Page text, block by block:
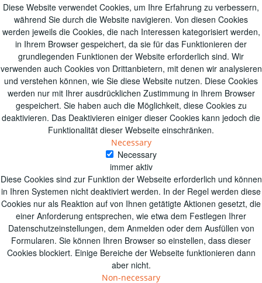
Diese Website verwendet Cookies, um Ihre Erfahrung zu verbessern,
während Sie durch die Website navigieren. Von diesen Cookies
werden jeweils die Cookies, die nach Interessen kategorisiert werden,
in Ihrem Browser gespeichert, da sie für das Funktionieren der
grundlegenden Funktionen der Website erforderlich sind. Wir
verwenden auch Cookies von Drittanbietern, mit denen wir analysieren
und verstehen können, wie Sie diese Website nutzen. Diese Cookies
werden nur mit Ihrer ausdrücklichen Zustimmung in Ihrem Browser
gespeichert. Sie haben auch die Möglichkeit, diese Cookies zu
deaktivieren. Das Deaktivieren einiger dieser Cookies kann jedoch die
Funktionalität dieser Webseite einschränken.
Necessary
Necessary
immer aktiv
Diese Cookies sind zur Funktion der Webseite erforderlich und können
in Ihren Systemen nicht deaktiviert werden. In der Regel werden diese
Cookies nur als Reaktion auf von Ihnen getätigte Aktionen gesetzt, die
einer Anforderung entsprechen, wie etwa dem Festlegen Ihrer
Datenschutzeinstellungen, dem Anmelden oder dem Ausfüllen von
Formularen. Sie können Ihren Browser so einstellen, dass dieser
Cookies blockiert. Einige Bereiche der Webseite funktionieren dann
aber nicht.
Non-necessary